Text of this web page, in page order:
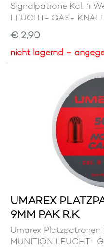
Signalpatrone Kal. 4
LEUCHT- GAS-
€ 2,90
nicht lagernd –
UMAREX
9MM PAK R.K.
Umarex Platzpatronen
MUNITION LEUCHT-